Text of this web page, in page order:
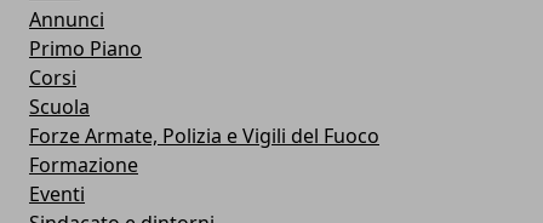
Annunci
Primo Piano
Corsi
Scuola
Forze Armate, Polizia e Vigili del Fuoco
Formazione
Eventi